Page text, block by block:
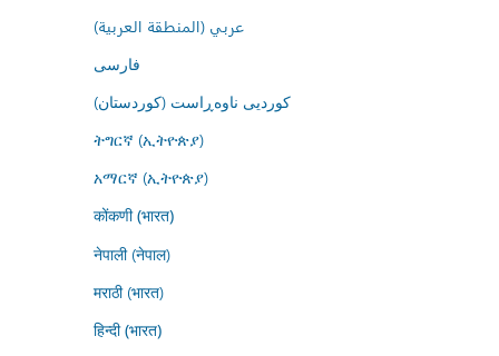
عربي (المنطقة العربية)
فارسى
کوردیی ناوەڕاست (کوردستان)
ትግርኛ (ኢትዮጵያ)
አማርኛ (ኢትዮጵያ)
कोंकणी (भारत)
नेपाली (नेपाल)
मराठी (भारत)
हिन्दी (भारत)